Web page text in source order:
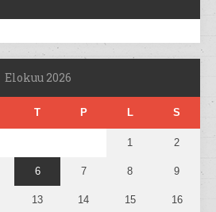
Elokuu 2026
T P L S
1 2
6 7 8 9
13 14 15 16